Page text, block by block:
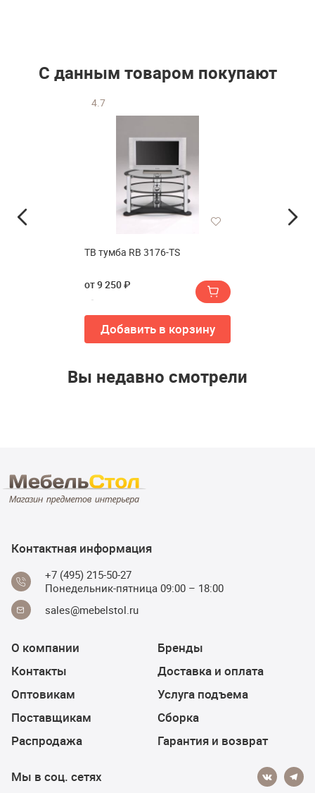
С данным товаром покупают
4.7
ТВ тумба RB 3176-TS
от 9 250 ₽
Добавить в корзину
Вы недавно смотрели
Контактная информация
+7 (495) 215-50-27
Понедельник-пятница 09:00 – 18:00
sales@mebelstol.ru
О компании
Контакты
Оптовикам
Поставщикам
Распродажа
Бренды
Доставка и оплата
Услуга подъема
Сборка
Гарантия и возврат
Мы в соц. сетях